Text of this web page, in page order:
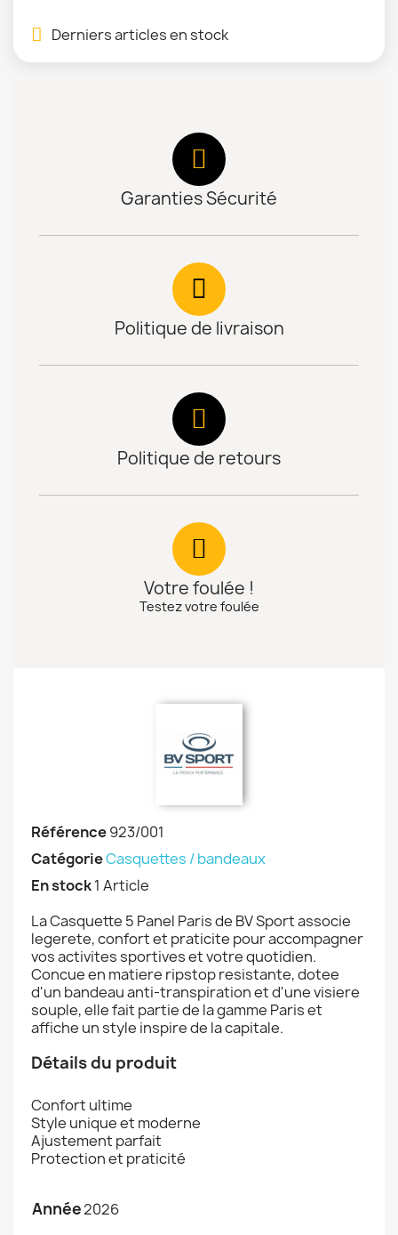
Derniers articles en stock
Garanties Sécurité
Politique de livraison
Politique de retours
Votre foulée !
Testez votre foulée
Référence923/001
CatégorieCasquettes / bandeaux
En stock1 Article
La Casquette 5 Panel Paris de BV Sport associe
legerete, confort et praticite pour accompagner
vos activites sportives et votre quotidien.
Concue en matiere ripstop resistante, dotee
d'un bandeau anti-transpiration et d'une visiere
souple, elle fait partie de la gamme Paris et
affiche un style inspire de la capitale.
Détails du produit
Confort ultime
Style unique et moderne
Ajustement parfait
Protection et praticité
Année2026